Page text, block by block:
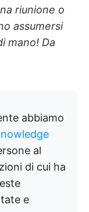
riunione o
assumersi
mano! Da
abbiamo
al
di cui ha
e